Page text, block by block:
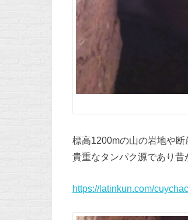
標高1200mの山の岩地や断
貴重なタンパク源であり昔
https://latinkun.com/